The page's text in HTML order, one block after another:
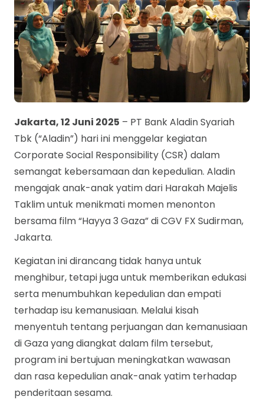
Jakarta, 12 Juni 2025 – PT Bank Aladin Syariah
Tbk (“Aladin”) hari ini menggelar kegiatan
Corporate Social Responsibility (CSR) dalam
semangat kebersamaan dan kepedulian. Aladin
mengajak anak-anak yatim dari Harakah Majelis
Taklim untuk menikmati momen menonton
bersama film “Hayya 3 Gaza” di CGV FX Sudirman,
Jakarta.
Kegiatan ini dirancang tidak hanya untuk
menghibur, tetapi juga untuk memberikan edukasi
serta menumbuhkan kepedulian dan empati
terhadap isu kemanusiaan. Melalui kisah
menyentuh tentang perjuangan dan kemanusiaan
di Gaza yang diangkat dalam film tersebut,
program ini bertujuan meningkatkan wawasan
dan rasa kepedulian anak-anak yatim terhadap
penderitaan sesama.